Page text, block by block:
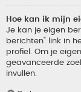
Hoe kan ik mijn
Je kan je eigen
berichten" link in
profiel. Om je
geavanceerde
invullen.